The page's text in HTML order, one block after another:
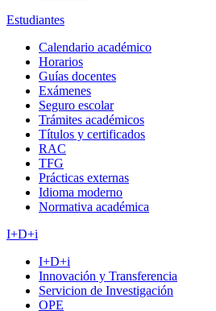
Estudiantes
Calendario académico
Horarios
Guías docentes
Exámenes
Seguro escolar
Trámites académicos
Títulos y certificados
RAC
TFG
Prácticas externas
Idioma moderno
Normativa académica
I+D+i
I+D+i
Innovación y Transferencia
Servicion de Investigación
OPE